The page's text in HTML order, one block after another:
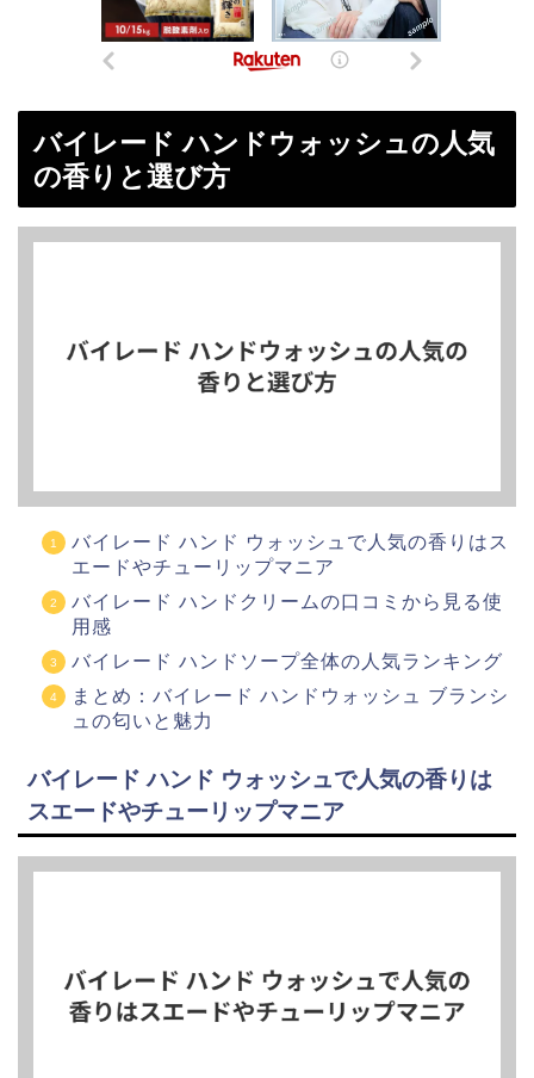
バイレード ハンドウォッシュの人気
の香りと選び方
バイレード ハンド ウォッシュで人気の香りはス
エードやチューリップマニア
バイレード ハンドクリームの口コミから見る使
用感
バイレード ハンドソープ全体の人気ランキング
まとめ：バイレード ハンドウォッシュ ブランシ
ュの匂いと魅力
バイレード ハンド ウォッシュで人気の香りは
スエードやチューリップマニア